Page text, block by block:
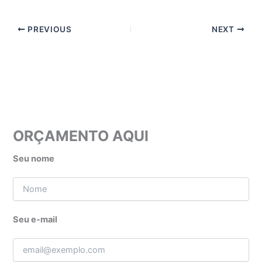
PREVIOUS NEXT
ORÇAMENTO AQUI
Seu nome
Seu e-mail